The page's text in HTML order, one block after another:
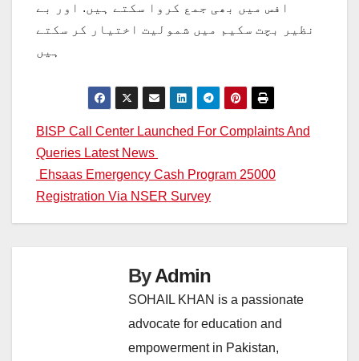
افس میں بھی جمع کروا سکتے ہیں. اور بے
نظیر بچت سکیم میں شمولیت اختیار کر سکتے
ہیں
Post
navigation
BISP Call Center Launched For Complaints And
Queries Latest News
Ehsaas Emergency Cash Program 25000
Registration Via NSER Survey
ByAdmin
SOHAIL KHAN is a passionate
advocate for education and
empowerment in Pakistan,